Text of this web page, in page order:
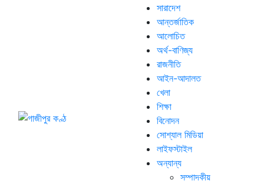
সারাদেশ
আন্তর্জাতিক
আলোচিত
অর্থ-বাণিজ্য
রাজনীতি
আইন-আদালত
খেলা
শিক্ষা
বিনোদন
সোশ্যাল মিডিয়া
লাইফস্টাইল
অন্যান্য
সম্পাদকীয়